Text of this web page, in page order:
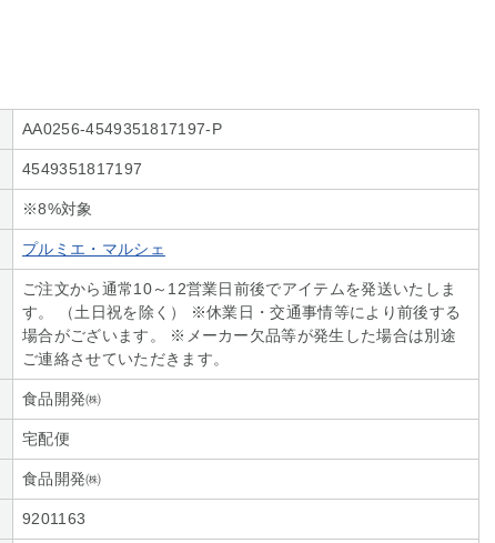
AA0256-4549351817197-P
4549351817197
※8%対象
プルミエ・マルシェ
ご注文から通常10～12営業日前後でアイテムを発送いたしま
す。 （土日祝を除く） ※休業日・交通事情等により前後する
場合がございます。 ※メーカー欠品等が発生した場合は別途
ご連絡させていただきます。
食品開発㈱
宅配便
食品開発㈱
9201163